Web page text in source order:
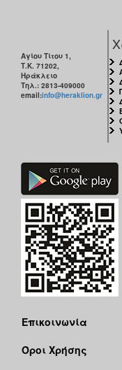
Αγίου Τίτου 1,
Τ.Κ. 71202,
Ηράκλειο
Τηλ.: 2813-409000
email:info@heraklion.gr
Επικοινωνία
Όροι Χρήσης